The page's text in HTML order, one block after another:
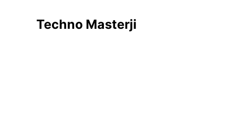
Techno Masterji